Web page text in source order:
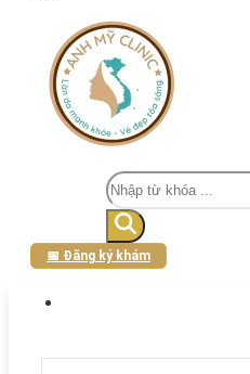
Tìm
kiếm
📅 Đăng ký khám